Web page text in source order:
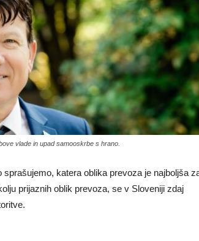
vlade in upad samooskrbe s hrano.
katera oblika prevoza je najboljša
prijaznih oblik prevoza, se v Sloveniji zdaj